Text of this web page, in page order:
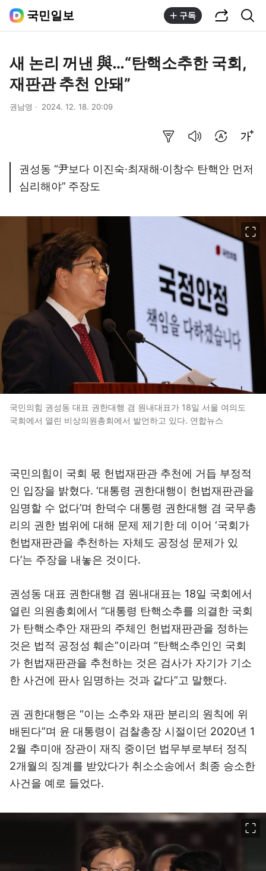
국민일보 구독
새 논리 꺼낸 與…“탄핵소추한 국회,
재판관 추천 안돼”
권남영 2024. 12. 18. 20:09
권성동 “尹보다 이진숙·최재해·이창수 탄핵안 먼저
심리해야” 주장도
국민의힘 권성동 대표 권한대행 겸 원내대표가 18일 서울 여의도
국회에서 열린 비상의원총회에서 발언하고 있다. 연합뉴스
국민의힘이 국회 몫 헌법재판관 추천에 거듭 부정적
인 입장을 밝혔다. ‘대통령 권한대행이 헌법재판관을
임명할 수 없다’며 한덕수 대통령 권한대행 겸 국무총
리의 권한 범위에 대해 문제 제기한 데 이어 ‘국회가
헌법재판관을 추천하는 자체도 공정성 문제가 있
다’는 주장을 내놓은 것이다.
권성동 대표 권한대행 겸 원내대표는 18일 국회에서
열린 의원총회에서 “대통령 탄핵소추를 의결한 국회
가 탄핵소추안 재판의 주체인 헌법재판관을 정하는
것은 법적 공정성 훼손”이라며 “탄핵소추인인 국회
가 헌법재판관을 추천하는 것은 검사가 자기가 기소
한 사건에 판사 임명하는 것과 같다”고 말했다.
권 권한대행은 “이는 소추와 재판 분리의 원칙에 위
배된다”며 윤 대통령이 검찰총장 시절이던 2020년 1
2월 추미애 장관이 재직 중이던 법무부로부터 정직
2개월의 징계를 받았다가 취소소송에서 최종 승소한
사건을 예로 들었다.